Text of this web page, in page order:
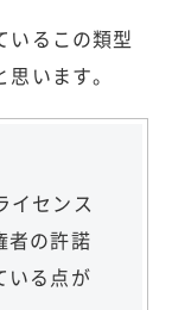
るこの類型
います。
イセンス
者の許諾
いる点が